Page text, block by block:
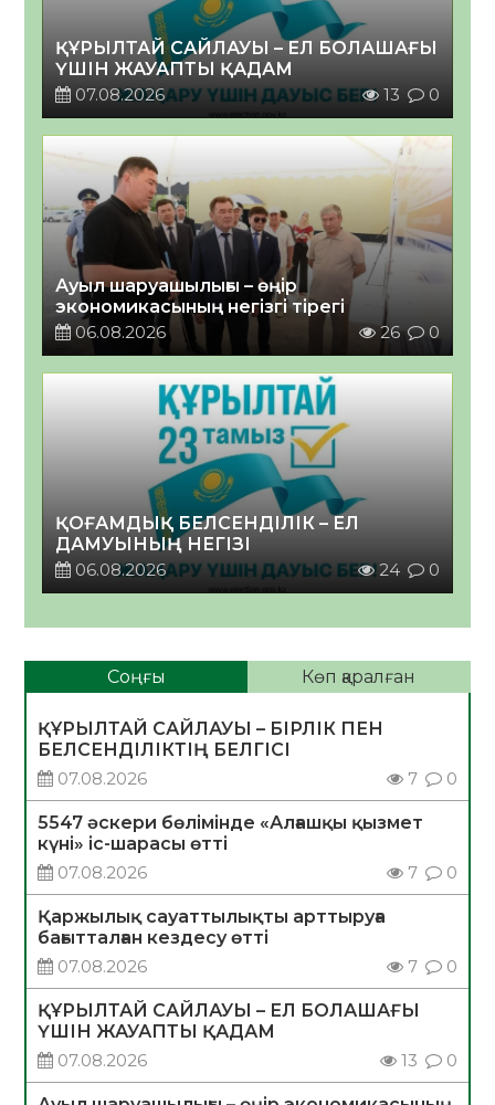
ҚҰРЫЛТАЙ САЙЛАУЫ – ЕЛ БОЛАШАҒЫ
ҮШІН ЖАУАПТЫ ҚАДАМ
07.08.2026
13 0
Ауыл шаруашылығы – өңір
экономикасының негізгі тірегі
06.08.2026
26 0
ҚОҒАМДЫҚ БЕЛСЕНДІЛІК – ЕЛ
ДАМУЫНЫҢ НЕГІЗІ
06.08.2026
24 0
Соңғы Көп қаралған
ҚҰРЫЛТАЙ САЙЛАУЫ – БІРЛІК ПЕН
БЕЛСЕНДІЛІКТІҢ БЕЛГІСІ
07.08.2026
7 0
5547 әскери бөлімінде «Алғашқы қызмет
күні» іс-шарасы өтті
07.08.2026
7 0
Қаржылық сауаттылықты арттыруға
бағытталған кездесу өтті
07.08.2026
7 0
ҚҰРЫЛТАЙ САЙЛАУЫ – ЕЛ БОЛАШАҒЫ
ҮШІН ЖАУАПТЫ ҚАДАМ
07.08.2026
13 0